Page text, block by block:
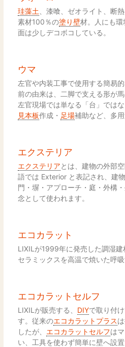
珪藻土 、漆喰、ゼオライト、断
素材100％の塗り壁材。人にも環
面は少しデコボコしている。
ウマ
左官や内装工事で使用する簡易
前の由来は、二脚で支える形が
左官現場では単なる「台」では
見本板作成・ 足場補助など、多用
エクステリア
エクステリアとは、建物の外部
語では Exterior と表記され、建
門・塀・アプローチ・庭・外構
念として使われます。
エコカラット
LIXILが1999年に発売した調湿
セラミックスを高温で焼いた呼吸
エコカラットセルフ
LIXILが販売する、 DIYで取り付
す。従来のエコカラットプラス
したが、 エコカラットセルフは
い、工具を使わず簡単に壁へ設